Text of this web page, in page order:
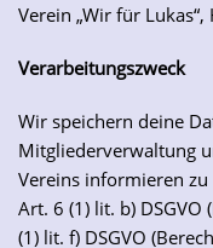
Verein „Wir für
Verarbeitungszweck
Wir speichern deine
Mitgliederverwaltung
Vereins informieren
Art. 6 (1) lit. b) DSGVO
(1) lit. f) DSGVO